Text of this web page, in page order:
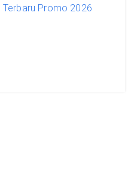
Terbaru Promo 2026